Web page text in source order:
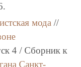
мода //
4 / Сборник к
Санкт-